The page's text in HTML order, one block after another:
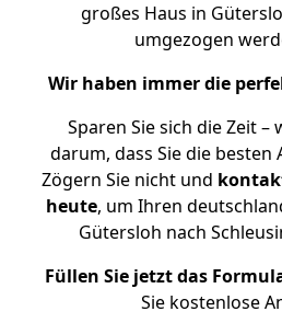
großes Haus in
umgezogen
Wir haben immer die
Sparen Sie sich die Zeit
darum, dass Sie die besten
Zögern Sie nicht und
heute, um Ihren
Gütersloh nach
Füllen Sie jetzt das
Sie kostenlose